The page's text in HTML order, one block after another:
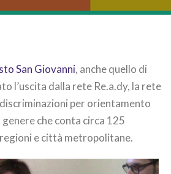
San Giovanni, anche quello di
l’uscita dalla rete Re.a.dy, la rete
per orientamento
che conta circa 125
e città metropolitane.